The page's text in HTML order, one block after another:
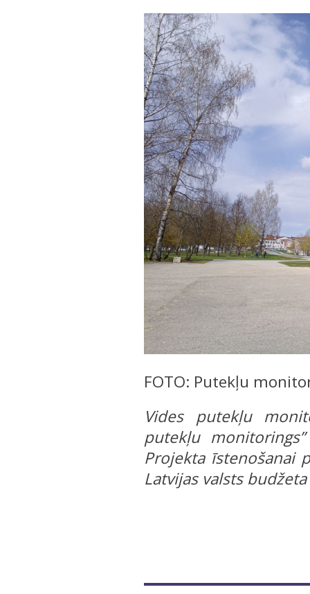
FOTO: Putekļu
Vides putekļu
putekļu monitorings”
Projekta īstenošanai
Latvijas valsts